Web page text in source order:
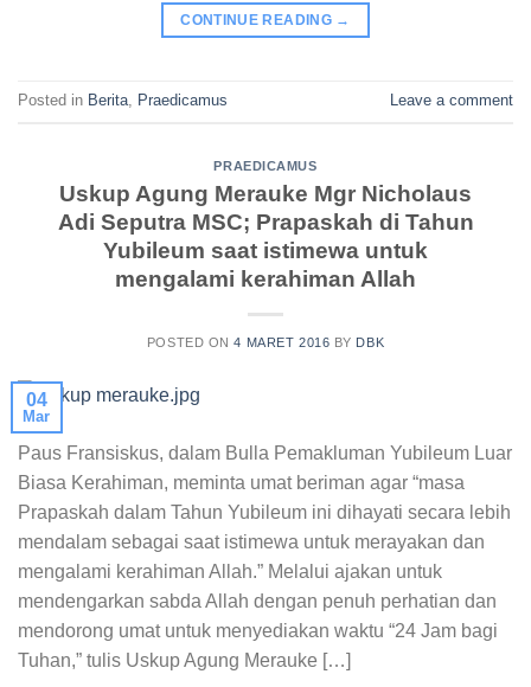
CONTINUE READING →
Posted in Berita, Praedicamus Leave a comment
PRAEDICAMUS
Uskup Agung Merauke Mgr Nicholaus
Adi Seputra MSC; Prapaskah di Tahun
Yubileum saat istimewa untuk
mengalami kerahiman Allah
POSTED ON4 MARET 2016 BY DBK
04
Mar
Paus Fransiskus, dalam Bulla Pemakluman Yubileum Luar
Biasa Kerahiman, meminta umat beriman agar “masa
Prapaskah dalam Tahun Yubileum ini dihayati secara lebih
mendalam sebagai saat istimewa untuk merayakan dan
mengalami kerahiman Allah.” Melalui ajakan untuk
mendengarkan sabda Allah dengan penuh perhatian dan
mendorong umat untuk menyediakan waktu “24 Jam bagi
Tuhan,” tulis Uskup Agung Merauke […]